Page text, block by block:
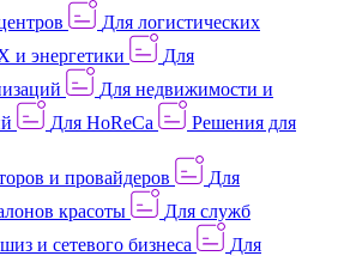
Для логистических
энергетики
Для
Для недвижимости и
Для HoReCa
Решения для
и провайдеров
Для
красоты
Для служб
и сетевого бизнеса
Для